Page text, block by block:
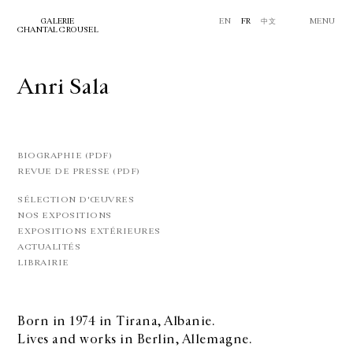
GALERIE
CHANTAL CROUSEL
EN FR 中文 MENU
Anri Sala
Born in 1974 in Tirana, Albanie.
Lives and works in Berlin, Allemagne.
BIOGRAPHIE (PDF)
REVUE DE PRESSE (PDF)
SÉLECTION D'ŒUVRES
NOS EXPOSITIONS
EXPOSITIONS EXTÉRIEURES
ACTUALITÉS
LIBRAIRIE